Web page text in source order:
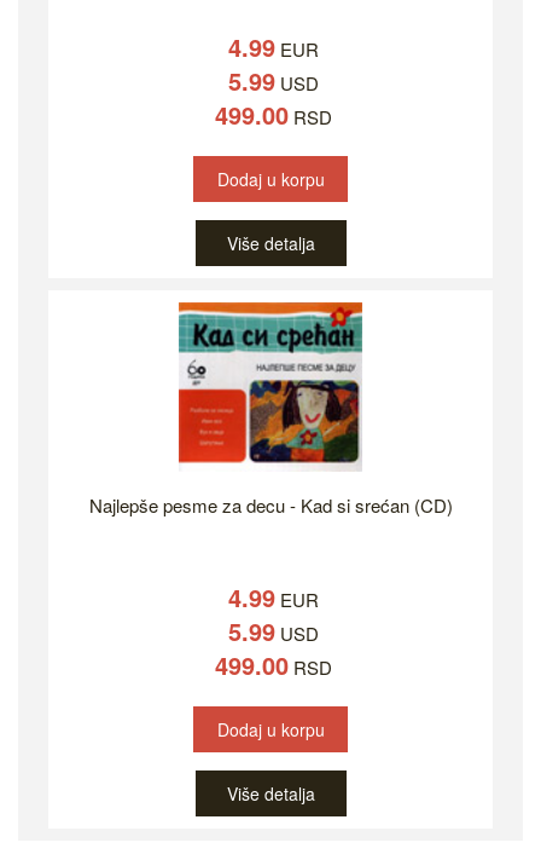
4.99 EUR
5.99 USD
499.00 RSD
Dodaj u korpu
Više detalja
Najlepše pesme za decu - Kad si srećan (CD)
4.99 EUR
5.99 USD
499.00 RSD
Dodaj u korpu
Više detalja